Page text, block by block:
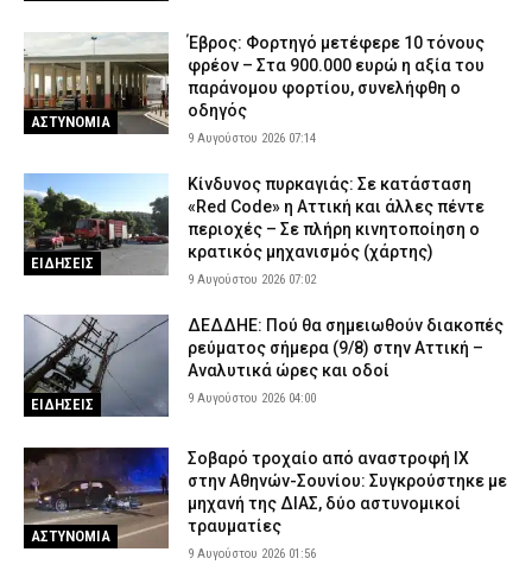
ΑΣΤΥΝΟΜΙΑ
Έβρος: Φορτηγό μετέφερε 10 τόνους
φρέον – Στα 900.000 ευρώ η αξία του
παράνομου φορτίου, συνελήφθη ο
οδηγός
9 Αυγούστου 2026 07:14
ΕΙΔΗΣΕΙΣ
Κίνδυνος πυρκαγιάς: Σε κατάσταση
«Red Code» η Αττική και άλλες πέντε
περιοχές – Σε πλήρη κινητοποίηση ο
κρατικός μηχανισμός (χάρτης)
9 Αυγούστου 2026 07:02
ΕΙΔΗΣΕΙΣ
ΔΕΔΔΗΕ: Πού θα σημειωθούν διακοπές
ρεύματος σήμερα (9/8) στην Αττική –
Αναλυτικά ώρες και οδοί
9 Αυγούστου 2026 04:00
ΑΣΤΥΝΟΜΙΑ
Σοβαρό τροχαίο από αναστροφή ΙΧ
στην Αθηνών-Σουνίου: Συγκρούστηκε με
μηχανή της ΔΙΑΣ, δύο αστυνομικοί
τραυματίες
9 Αυγούστου 2026 01:56